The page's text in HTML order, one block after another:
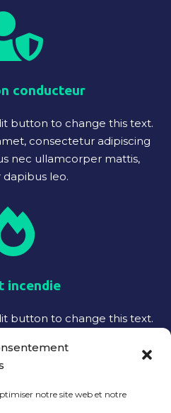
notre site web et notre
conducteur
button to change this text.
consectetur adipiscing
nec ullamcorper mattis,
dapibus leo.
incendie
button to change this text.
nec ullamcorper mattis,
leo.